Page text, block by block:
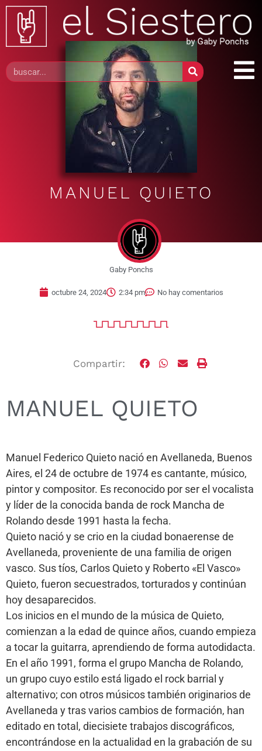
MANUEL QUIETO
Gaby Ponchs
octubre 24, 2024 2:34 pm No hay comentarios
Compartir:
MANUEL QUIETO
Manuel Federico Quieto nació en Avellaneda, Buenos
Aires, el 24 de octubre de 1974 es cantante, músico,
pintor y compositor. Es reconocido por ser el vocalista
y líder de la conocida banda de rock Mancha de
Rolando desde 1991 hasta la fecha.
Quieto nació y se crio en la ciudad bonaerense de
Avellaneda, proveniente de una familia de origen
vasco. Sus tíos, Carlos Quieto y Roberto «El Vasco»
Quieto, fueron secuestrados, torturados y continúan
hoy desaparecidos.
Los inicios en el mundo de la música de Quieto,
comienzan a la edad de quince años, cuando empieza
a tocar la guitarra, aprendiendo de forma autodidacta.
En el año 1991, forma el grupo Mancha de Rolando,
un grupo cuyo estilo está ligado el rock barrial y
alternativo; con otros músicos también originarios de
Avellaneda y tras varios cambios de formación, han
editado en total, diecisiete trabajos discográficos,
encontrándose en la actualidad en la grabación de su